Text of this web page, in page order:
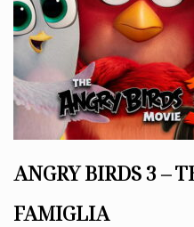
ANGRY BIRDS 3 –
FAMIGLIA